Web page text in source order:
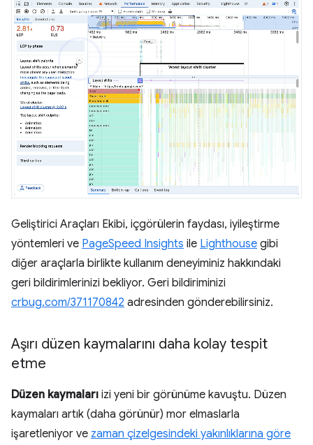
Geliştirici Araçları Ekibi, içgörülerin faydası, iyileştirme
yöntemleri ve PageSpeed Insights ile Lighthouse gibi
diğer araçlarla birlikte kullanım deneyiminiz hakkındaki
geri bildirimlerinizi bekliyor. Geri bildiriminizi
crbug.com/371170842 adresinden gönderebilirsiniz.
Aşırı düzen kaymalarını daha kolay tespit
etme
Düzen kaymaları izi yeni bir görünüme kavuştu. Düzen
kaymaları artık (daha görünür) mor elmaslarla
işaretleniyor ve zaman çizelgesindeki yakınlıklarına göre